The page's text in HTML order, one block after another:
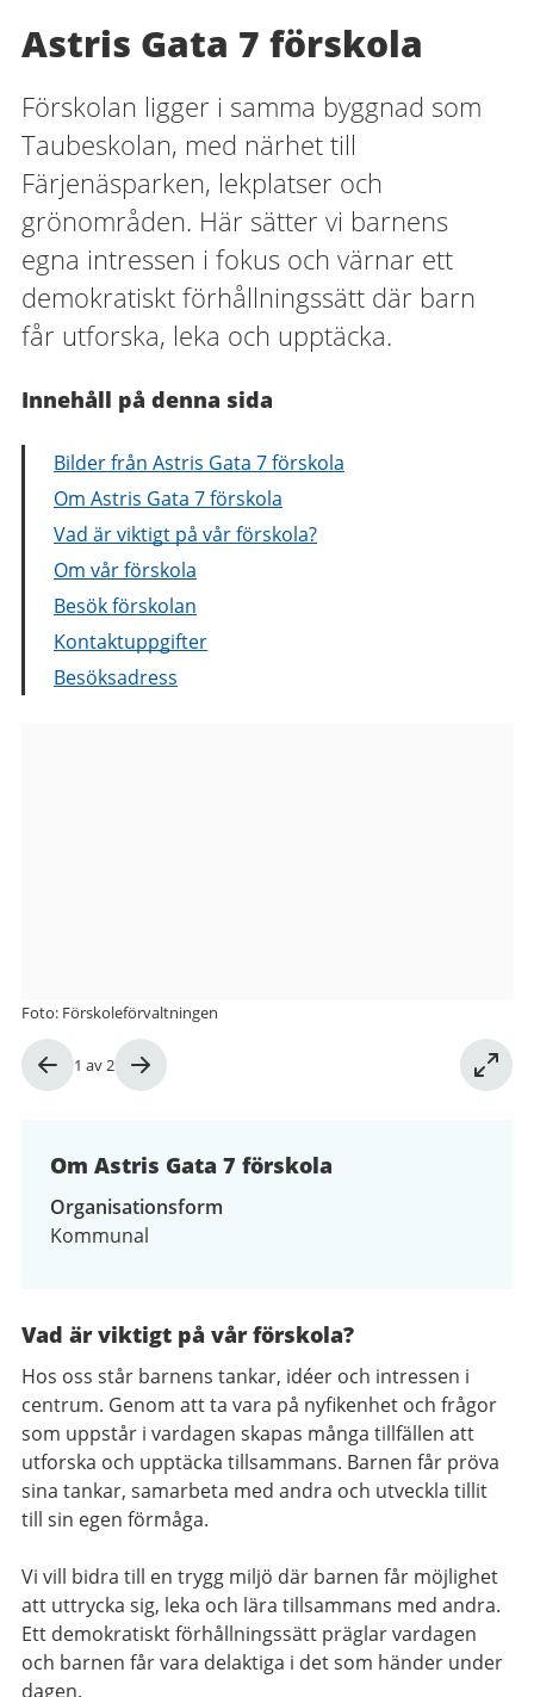
Astris Gata 7 förskola
Förskolan ligger i samma byggnad som
Taubeskolan, med närhet till
Färjenäsparken, lekplatser och
grönområden. Här sätter vi barnens
egna intressen i fokus och värnar ett
demokratiskt förhållningssätt där barn
får utforska, leka och upptäcka.
Innehåll på denna sida
Bilder från Astris Gata 7 förskola
Om Astris Gata 7 förskola
Vad är viktigt på vår förskola?
Om vår förskola
Besök förskolan
Kontaktuppgifter
Besöksadress
Bild
1 av 2
Foto: Förskoleförvaltningen
Om Astris Gata 7 förskola
Organisationsform
Kommunal
Vad är viktigt på vår förskola?
Hos oss står barnens tankar, idéer och intressen i
centrum. Genom att ta vara på nyfikenhet och frågor
som uppstår i vardagen skapas många tillfällen att
utforska och upptäcka tillsammans. Barnen får pröva
sina tankar, samarbeta med andra och utveckla tillit
till sin egen förmåga.
Vi vill bidra till en trygg miljö där barnen får möjlighet
att uttrycka sig, leka och lära tillsammans med andra.
Ett demokratiskt förhållningssätt präglar vardagen
och barnen får vara delaktiga i det som händer under
dagen.